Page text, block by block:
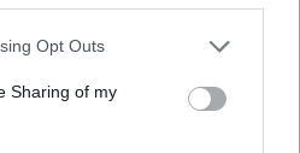
Opt Outs
Sharing of my